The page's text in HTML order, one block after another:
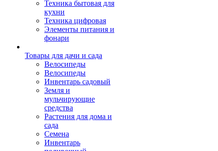
Техника бытовая для
кухни
Техника цифровая
Элементы питания и
фонари
Товары для дачи и сада
Велосипеды
Велосипеды
Инвентарь садовый
Земля и
мульчирующие
средства
Растения для дома и
сада
Семена
Инвентарь